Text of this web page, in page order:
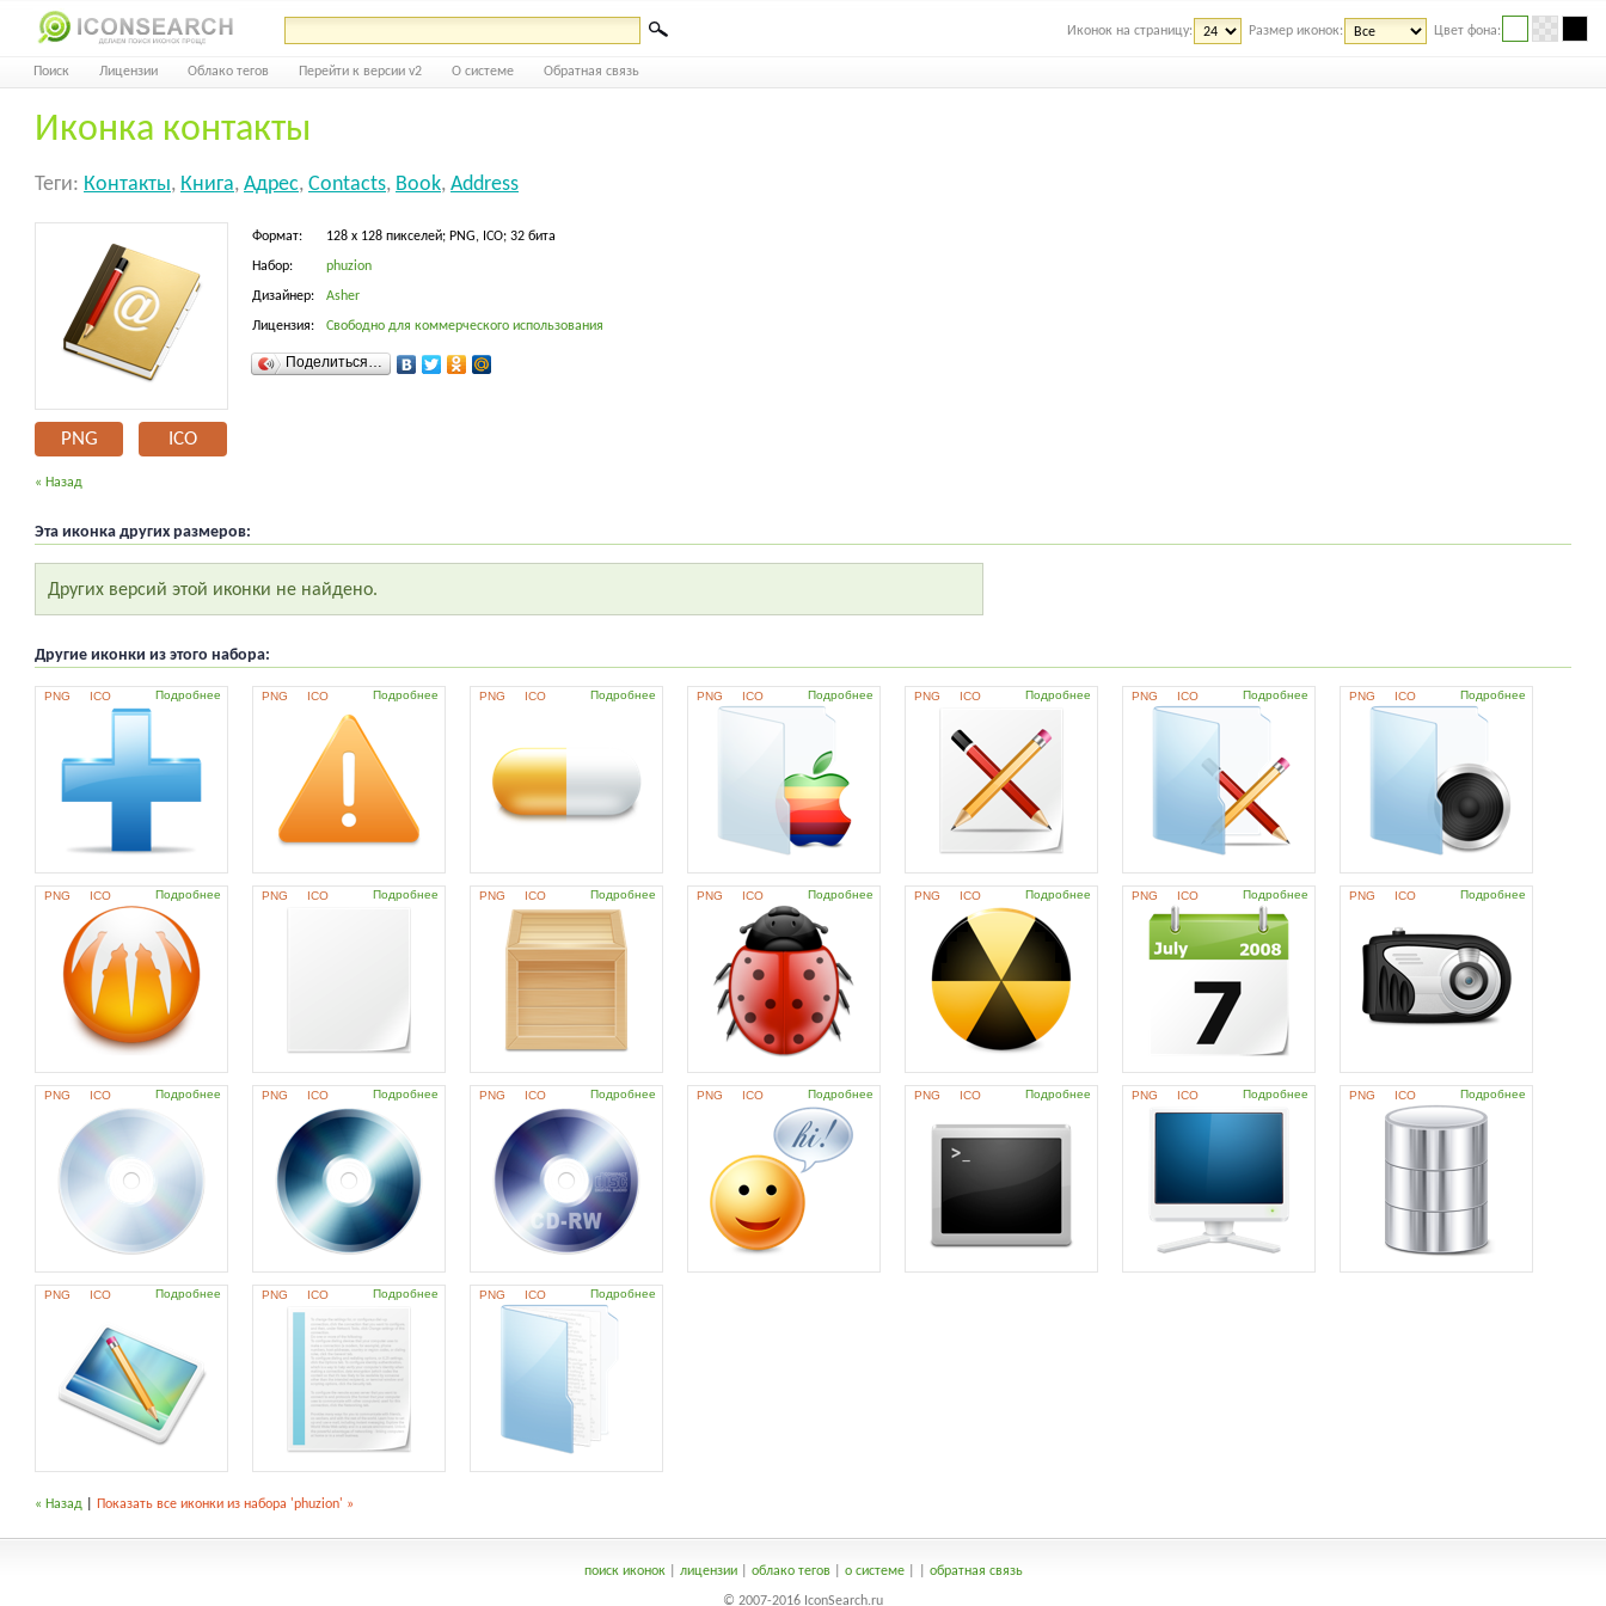
Иконок на страницу: Размер иконок: Цвет фона:
Поиск Лицензии Облако тегов Перейти к версии v2 О системе Обратная связь
Иконка контакты
Теги: Контакты, Книга, Адрес, Contacts, Book, Address
PNG ICO
Формат: 128 x 128 пикселей; PNG, ICO; 32 бита
Набор: phuzion
Дизайнер: Asher
Лицензия: Свободно для коммерческого использования
Поделиться…
« Назад
Эта иконка других размеров:
Других версий этой иконки не найдено.
Другие иконки из этого набора:
PNG ICO Подробнее PNG ICO Подробнее PNG ICO Подробнее PNG ICO Подробнее PNG ICO Подробнее PNG ICO Подробнее PNG ICO Подробнее
PNG ICO Подробнее PNG ICO Подробнее PNG ICO Подробнее PNG ICO Подробнее PNG ICO Подробнее PNG ICO Подробнее PNG ICO Подробнее
PNG ICO Подробнее PNG ICO Подробнее PNG ICO Подробнее PNG ICO Подробнее PNG ICO Подробнее PNG ICO Подробнее PNG ICO Подробнее
PNG ICO Подробнее PNG ICO Подробнее PNG ICO Подробнее
« Назад Показать все иконки из набора 'phuzion' »
поиск иконок| лицензии| облако тегов| о системе| обратная связь
© 2007-2016 IconSearch.ru